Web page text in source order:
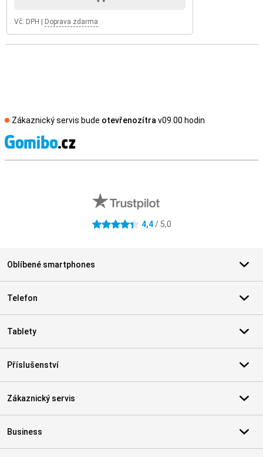
Vč. DPH Doprava zdarma
Zákaznický servis bude otevřenozítra v09.00 hodin
4.4 hvězdičky4,4/ 5,0
Oblíbené smartphones
Telefon
Tablety
Příslušenství
Zákaznický servis
Business